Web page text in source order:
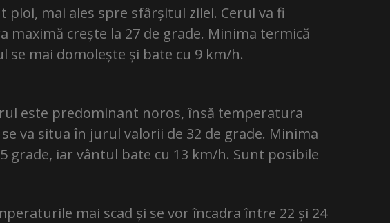
ploi, mai ales spre sfârșitul zilei. Cerul va fi
maximă crește la 27 de grade. Minima termică
se mai domolește și bate cu 9 km/h.
este predominant noros, însă temperatura
va situa în jurul valorii de 32 de grade. Minima
grade, iar vântul bate cu 13 km/h. Sunt posibile
mai scad și se vor încadra între 22 și 24